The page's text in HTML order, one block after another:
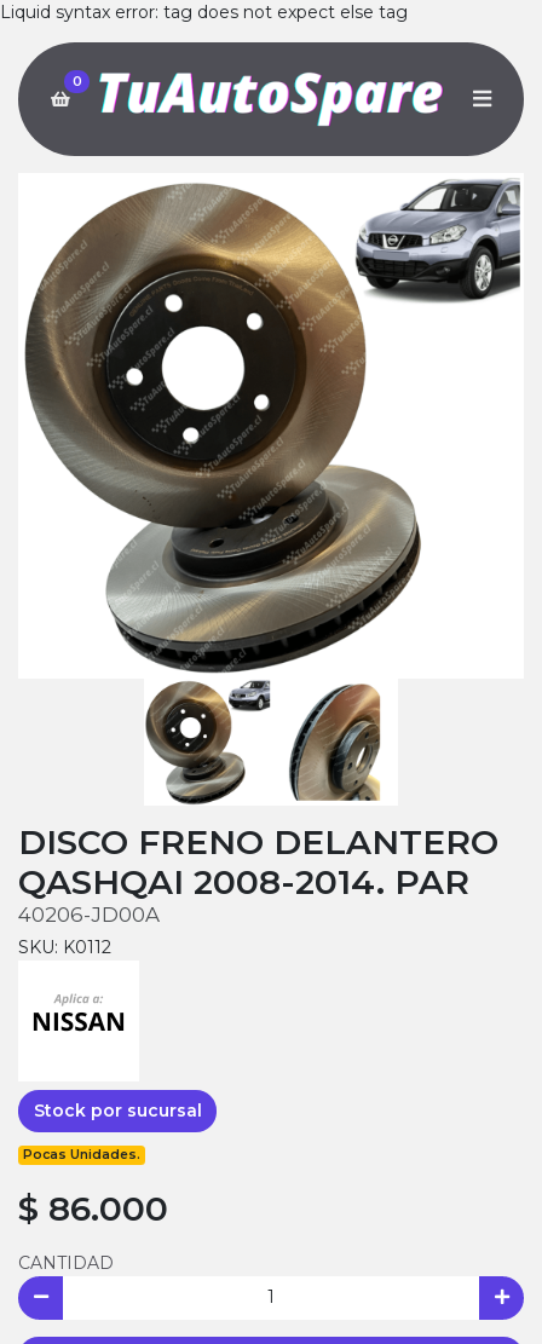
Liquid syntax error: tag does not expect else tag
0
DISCO FRENO DELANTERO
QASHQAI 2008-2014. PAR
40206-JD00A
SKU: K0112
Stock por sucursal
Pocas Unidades.
$ 86.000
CANTIDAD